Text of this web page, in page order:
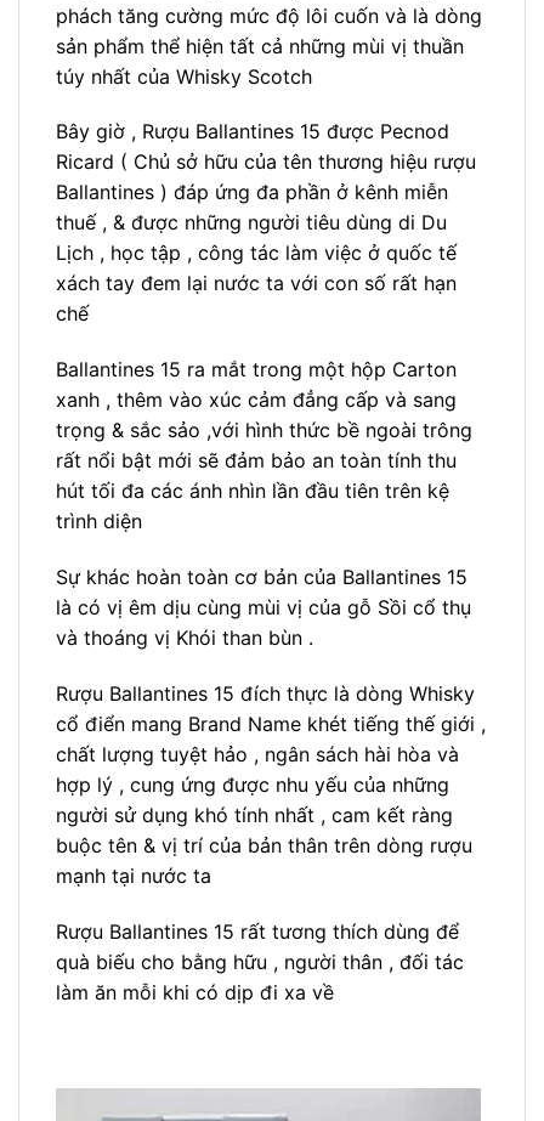
phách tăng cường mức độ lôi cuốn và là dòng
sản phẩm thể hiện tất cả những mùi vị thuần
túy nhất của Whisky Scotch
Bây giờ , Rượu Ballantines 15 được Pecnod
Ricard ( Chủ sở hữu của tên thương hiệu rượu
Ballantines ) đáp ứng đa phần ở kênh miễn
thuế , & được những người tiêu dùng di Du
Lịch , học tập , công tác làm việc ở quốc tế
xách tay đem lại nước ta với con số rất hạn
chế
Ballantines 15 ra mắt trong một hộp Carton
xanh , thêm vào xúc cảm đẳng cấp và sang
trọng & sắc sảo ,với hình thức bề ngoài trông
rất nổi bật mới sẽ đảm bảo an toàn tính thu
hút tối đa các ánh nhìn lần đầu tiên trên kệ
trình diện
Sự khác hoàn toàn cơ bản của Ballantines 15
là có vị êm dịu cùng mùi vị của gỗ Sồi cổ thụ
và thoáng vị Khói than bùn .
Rượu Ballantines 15 đích thực là dòng Whisky
cổ điển mang Brand Name khét tiếng thế giới ,
chất lượng tuyệt hảo , ngân sách hài hòa và
hợp lý , cung ứng được nhu yếu của những
người sử dụng khó tính nhất , cam kết ràng
buộc tên & vị trí của bản thân trên dòng rượu
mạnh tại nước ta
Rượu Ballantines 15 rất tương thích dùng để
quà biếu cho bằng hữu , người thân , đối tác
làm ăn mỗi khi có dịp đi xa về